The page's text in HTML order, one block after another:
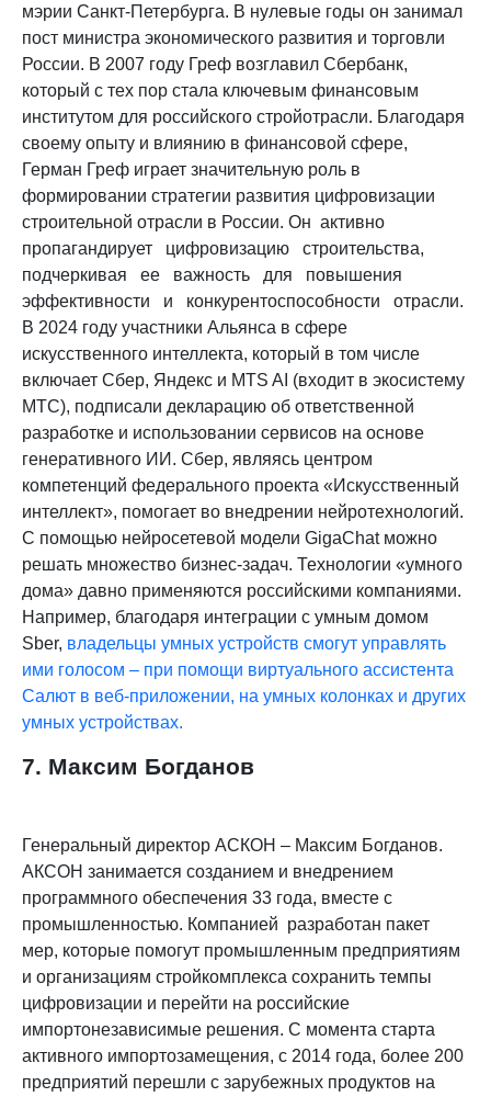
мэрии Санкт-Петербурга. В нулевые годы он занимал
пост министра экономического развития и торговли
России. В 2007 году Греф возглавил Сбербанк,
который с тех пор стала ключевым финансовым
институтом для российского стройотрасли. Благодаря
своему опыту и влиянию в финансовой сфере,
Герман Греф играет значительную роль в
формировании стратегии развития цифровизации
строительной отрасли в России. Он активно
пропагандирует цифровизацию строительства,
подчеркивая ее важность для повышения
эффективности и конкурентоспособности отрасли.
В 2024 году участники Альянса в сфере
искусственного интеллекта, который в том числе
включает Сбер, Яндекс и MTS AI (входит в экосистему
МТС), подписали декларацию об ответственной
разработке и использовании сервисов на основе
генеративного ИИ. Сбер, являясь центром
компетенций федерального проекта «Искусственный
интеллект», помогает во внедрении нейротехнологий.
С помощью нейросетевой модели GigaChat можно
решать множество бизнес-задач. Технологии «умного
дома» давно применяются российскими компаниями.
Например, благодаря интеграции с умным домом
Sber, владельцы умных устройств смогут управлять
ими голосом – при помощи виртуального ассистента
Салют в веб-приложении, на умных колонках и других
умных устройствах.
7. Максим Богданов
Генеральный директор АСКОН – Максим Богданов.
АКСОН занимается созданием и внедрением
программного обеспечения 33 года, вместе с
промышленностью. Компанией разработан пакет
мер, которые помогут промышленным предприятиям
и организациям стройкомплекса сохранить темпы
цифровизации и перейти на российские
импортонезависимые решения. С момента старта
активного импортозамещения, с 2014 года, более 200
предприятий перешли с зарубежных продуктов на